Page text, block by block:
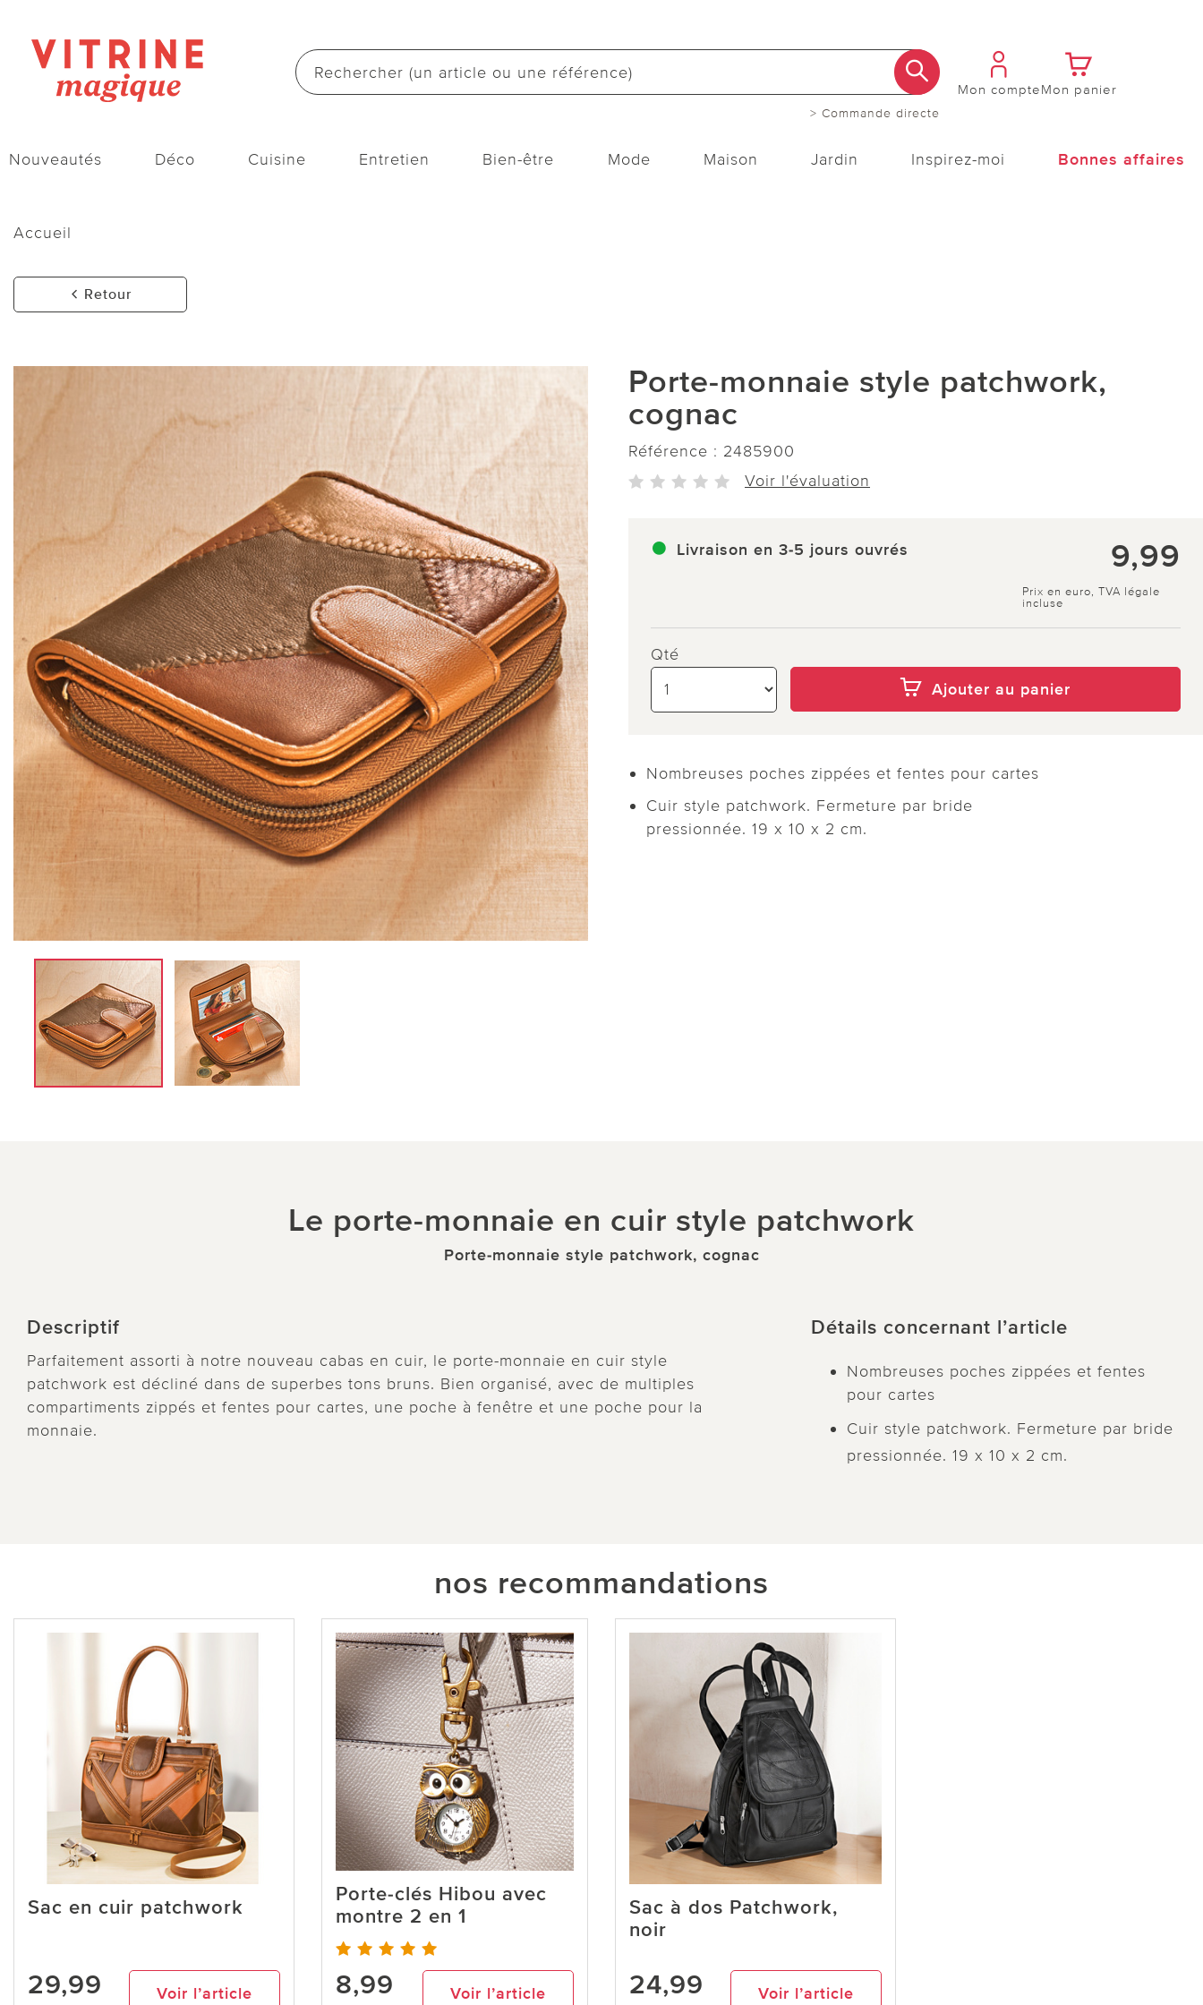
> Commande directe
Mon compteMon panier
Nouveautés Déco Cuisine Entretien Bien-être Mode Maison Jardin Inspirez-moi Bonnes affaires
Accueil
Retour
Porte-monnaie style patchwork,
cognac
Référence : 2485900
Voir l'évaluation
Livraison en 3-5 jours ouvrés 9,99
Prix en euro, TVA légale
incluse
Qté
Ajouter au panier
Nombreuses poches zippées et fentes pour cartes
Cuir style patchwork. Fermeture par bride
pressionnée. 19 x 10 x 2 cm.
Le porte-monnaie en cuir style patchwork
Porte-monnaie style patchwork, cognac
Descriptif
Parfaitement assorti à notre nouveau cabas en cuir, le porte-monnaie en cuir style
patchwork est décliné dans de superbes tons bruns. Bien organisé, avec de multiples
compartiments zippés et fentes pour cartes, une poche à fenêtre et une poche pour la
monnaie.
Détails concernant l’article
Nombreuses poches zippées et fentes
pour cartes
Cuir style patchwork. Fermeture par bride
pressionnée. 19 x 10 x 2 cm.
nos recommandations
Sac en cuir patchwork
29,99 Voir l’article
Porte-clés Hibou avec
montre 2 en 1
8,99 Voir l’article
Sac à dos Patchwork,
noir
24,99 Voir l’article